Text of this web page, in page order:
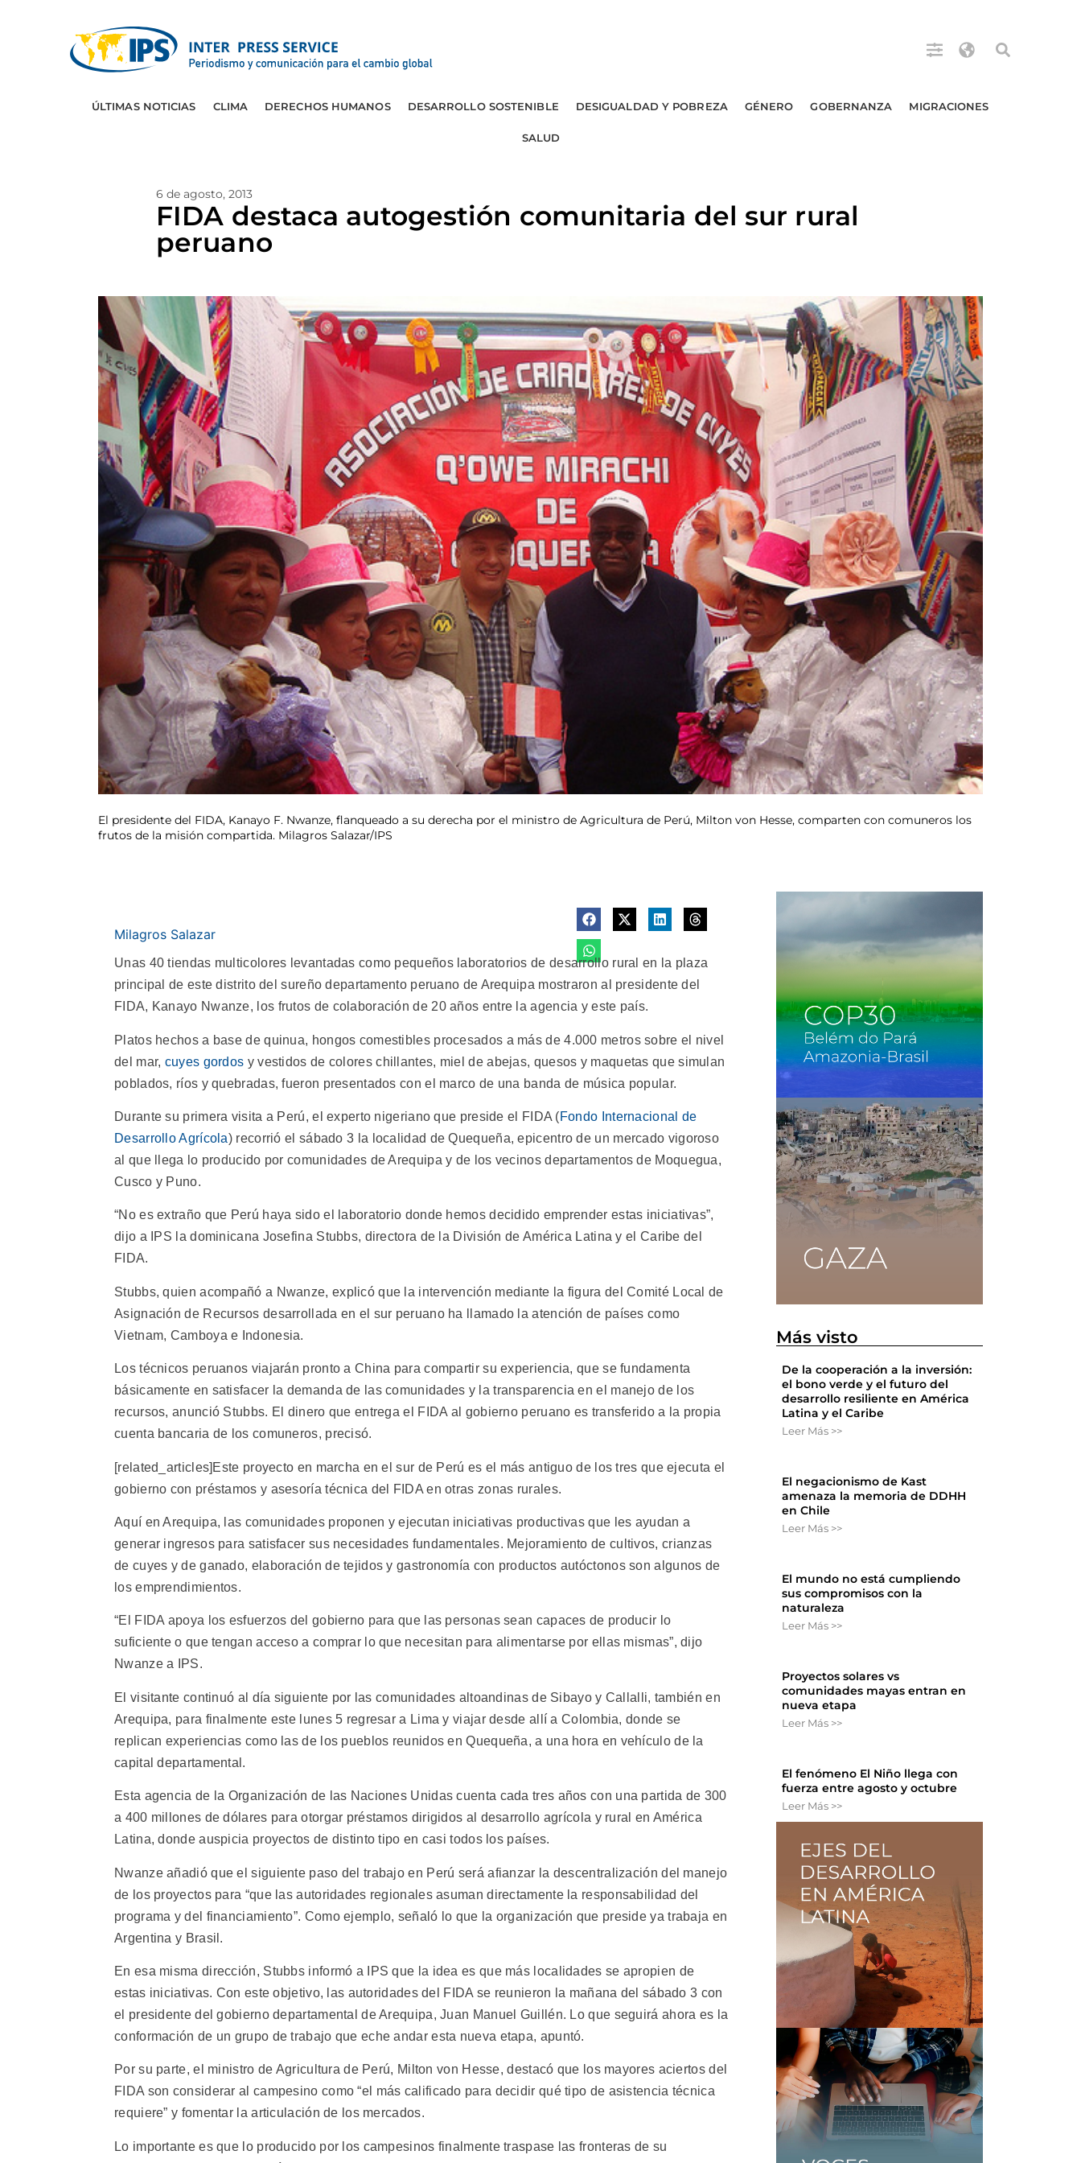
ÚLTIMAS NOTICIAS CLIMA DERECHOS HUMANOS DESARROLLO SOSTENIBLE DESIGUALDAD Y POBREZA GÉNERO GOBERNANZA MIGRACIONES
SALUD
6 de agosto, 2013
FIDA destaca autogestión comunitaria del sur rural
peruano
El presidente del FIDA, Kanayo F. Nwanze, flanqueado a su derecha por el ministro de Agricultura de Perú, Milton von Hesse, comparten con comuneros los
frutos de la misión compartida. Milagros Salazar/IPS
Milagros Salazar
Unas 40 tiendas multicolores levantadas como pequeños laboratorios de desarrollo rural en la plaza
principal de este distrito del sureño departamento peruano de Arequipa mostraron al presidente del
FIDA, Kanayo Nwanze, los frutos de colaboración de 20 años entre la agencia y este país.
Platos hechos a base de quinua, hongos comestibles procesados a más de 4.000 metros sobre el nivel
del mar, cuyes gordos y vestidos de colores chillantes, miel de abejas, quesos y maquetas que simulan
poblados, ríos y quebradas, fueron presentados con el marco de una banda de música popular.
Durante su primera visita a Perú, el experto nigeriano que preside el FIDA (Fondo Internacional de
Desarrollo Agrícola) recorrió el sábado 3 la localidad de Quequeña, epicentro de un mercado vigoroso
al que llega lo producido por comunidades de Arequipa y de los vecinos departamentos de Moquegua,
Cusco y Puno.
“No es extraño que Perú haya sido el laboratorio donde hemos decidido emprender estas iniciativas”,
dijo a IPS la dominicana Josefina Stubbs, directora de la División de América Latina y el Caribe del
FIDA.
Stubbs, quien acompañó a Nwanze, explicó que la intervención mediante la figura del Comité Local de
Asignación de Recursos desarrollada en el sur peruano ha llamado la atención de países como
Vietnam, Camboya e Indonesia.
Los técnicos peruanos viajarán pronto a China para compartir su experiencia, que se fundamenta
básicamente en satisfacer la demanda de las comunidades y la transparencia en el manejo de los
recursos, anunció Stubbs. El dinero que entrega el FIDA al gobierno peruano es transferido a la propia
cuenta bancaria de los comuneros, precisó.
[related_articles]Este proyecto en marcha en el sur de Perú es el más antiguo de los tres que ejecuta el
gobierno con préstamos y asesoría técnica del FIDA en otras zonas rurales.
Aquí en Arequipa, las comunidades proponen y ejecutan iniciativas productivas que les ayudan a
generar ingresos para satisfacer sus necesidades fundamentales. Mejoramiento de cultivos, crianzas
de cuyes y de ganado, elaboración de tejidos y gastronomía con productos autóctonos son algunos de
los emprendimientos.
“El FIDA apoya los esfuerzos del gobierno para que las personas sean capaces de producir lo
suficiente o que tengan acceso a comprar lo que necesitan para alimentarse por ellas mismas”, dijo
Nwanze a IPS.
El visitante continuó al día siguiente por las comunidades altoandinas de Sibayo y Callalli, también en
Arequipa, para finalmente este lunes 5 regresar a Lima y viajar desde allí a Colombia, donde se
replican experiencias como las de los pueblos reunidos en Quequeña, a una hora en vehículo de la
capital departamental.
Esta agencia de la Organización de las Naciones Unidas cuenta cada tres años con una partida de 300
a 400 millones de dólares para otorgar préstamos dirigidos al desarrollo agrícola y rural en América
Latina, donde auspicia proyectos de distinto tipo en casi todos los países.
Nwanze añadió que el siguiente paso del trabajo en Perú será afianzar la descentralización del manejo
de los proyectos para “que las autoridades regionales asuman directamente la responsabilidad del
programa y del financiamiento”. Como ejemplo, señaló lo que la organización que preside ya trabaja en
Argentina y Brasil.
En esa misma dirección, Stubbs informó a IPS que la idea es que más localidades se apropien de
estas iniciativas. Con este objetivo, las autoridades del FIDA se reunieron la mañana del sábado 3 con
el presidente del gobierno departamental de Arequipa, Juan Manuel Guillén. Lo que seguirá ahora es la
conformación de un grupo de trabajo que eche andar esta nueva etapa, apuntó.
Por su parte, el ministro de Agricultura de Perú, Milton von Hesse, destacó que los mayores aciertos del
FIDA son considerar al campesino como “el más calificado para decidir qué tipo de asistencia técnica
requiere” y fomentar la articulación de los mercados.
Lo importante es que lo producido por los campesinos finalmente traspase las fronteras de su
Más visto
De la cooperación a la inversión:
el bono verde y el futuro del
desarrollo resiliente en América
Latina y el Caribe
Leer Más >>
El negacionismo de Kast
amenaza la memoria de DDHH
en Chile
Leer Más >>
El mundo no está cumpliendo
sus compromisos con la
naturaleza
Leer Más >>
Proyectos solares vs
comunidades mayas entran en
nueva etapa
Leer Más >>
El fenómeno El Niño llega con
fuerza entre agosto y octubre
Leer Más >>